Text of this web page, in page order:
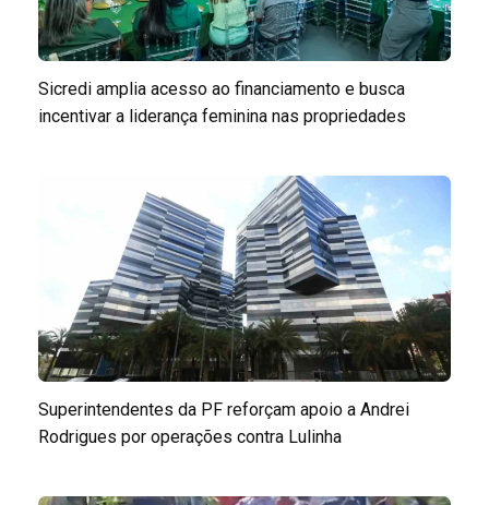
Sicredi amplia acesso ao financiamento e busca
incentivar a liderança feminina nas propriedades
Superintendentes da PF reforçam apoio a Andrei
Rodrigues por operações contra Lulinha